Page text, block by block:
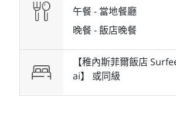
午餐 - 當地餐廳
晚餐 -飯店晚餐
【稚內斯菲爾飯店
ai】 或同級